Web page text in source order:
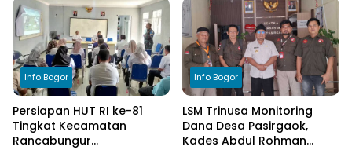
Info Bogor
Persiapan HUT RI ke-81
Tingkat Kecamatan
Rancabungur
Info Bogor
LSM Trinusa Monitoring
Dana Desa Pasirgaok,
Kades Abdul Rohman